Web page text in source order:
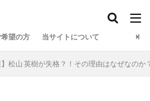
望の方 当サイトについて
】松山 英樹が失格？！その理由はなぜなのか